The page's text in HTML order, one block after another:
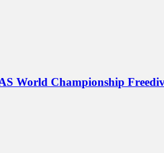
World Championship